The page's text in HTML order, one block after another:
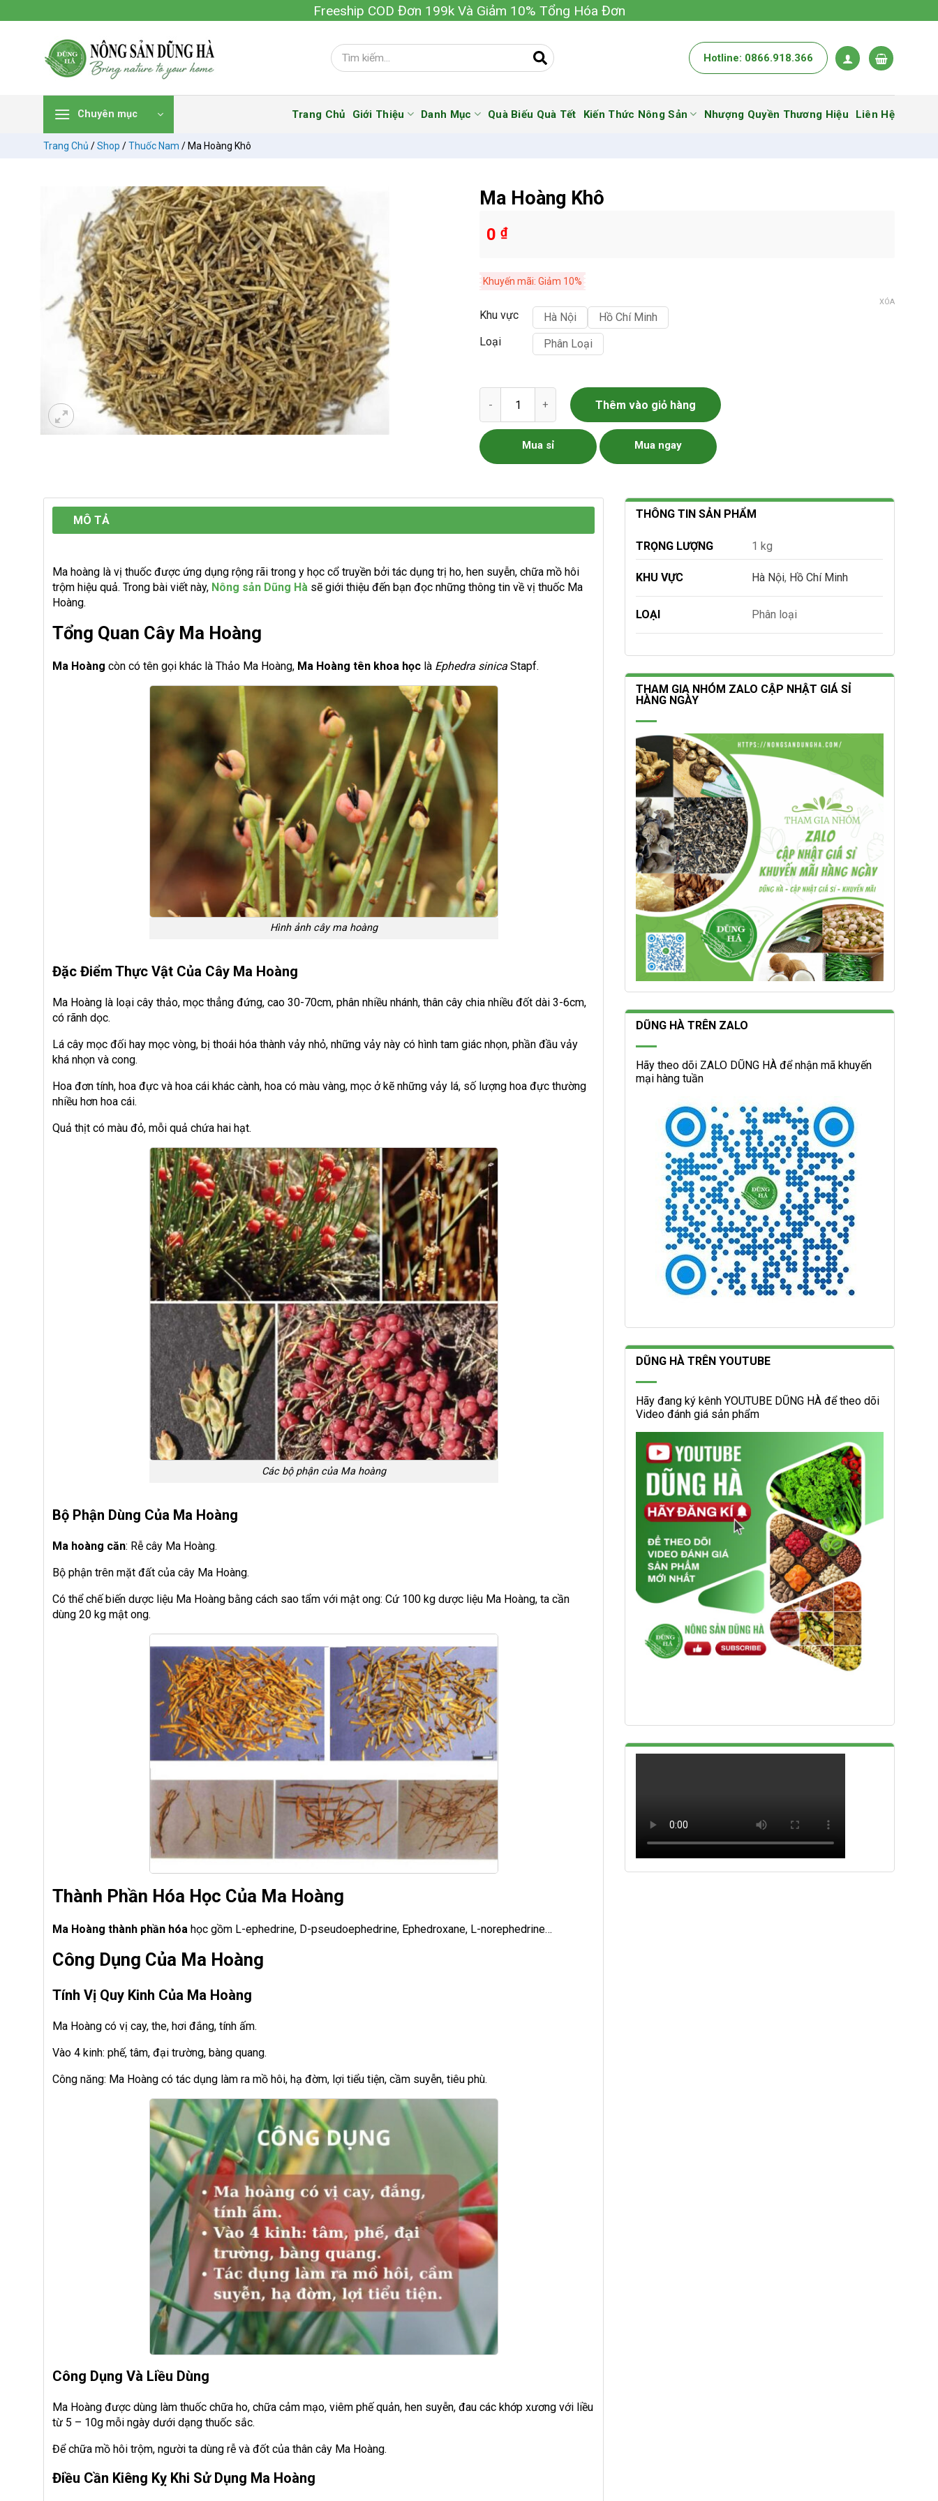
đến
Freeship COD Đơn 199k Và Giảm 10% Tổng Hóa Đơn
Hotline: 0866.918.366
Chuyên mục Trang Chủ Giới Thiệu Danh Mục Quà Biếu Quà Tết Kiến Thức Nông Sản Nhượng Quyền Thương Hiệu Liên Hệ
Trang Chủ /Shop /Thuốc Nam / Ma Hoàng Khô
Ma Hoàng Khô
0 ₫
Khuyến mãi: Giảm 10%
Khu vực Hà Nội
Hồ Chí Minh
Loại
Phân Loại
XÓA
Ma Hoàng Khô số lượng
Thêm vào giỏ hàng
Mua sỉ Mua ngay
MÔ TẢ
Ma hoàng là vị thuốc được ứng dụng rộng rãi trong y học cổ truyền bởi tác dụng trị ho, hen suyễn, chữa mồ hôi
trộm hiệu quả. Trong bài viết này, Nông sản Dũng Hà sẽ giới thiệu đến bạn đọc những thông tin về vị thuốc Ma
Hoàng.
Tổng Quan Cây Ma Hoàng
Ma Hoàng còn có tên gọi khác là Thảo Ma Hoàng, Ma Hoàng tên khoa học là Ephedra sinica Stapf.
Hình ảnh cây ma hoàng
Đặc Điểm Thực Vật Của Cây Ma Hoàng
Ma Hoàng là loại cây thảo, mọc thẳng đứng, cao 30-70cm, phân nhiều nhánh, thân cây chia nhiều đốt dài 3-6cm,
có rãnh dọc.
Lá cây mọc đối hay mọc vòng, bị thoái hóa thành vảy nhỏ, những vảy này có hình tam giác nhọn, phần đầu vảy
khá nhọn và cong.
Hoa đơn tính, hoa đực và hoa cái khác cành, hoa có màu vàng, mọc ở kẽ những vảy lá, số lượng hoa đực thường
nhiều hơn hoa cái.
Quả thịt có màu đỏ, mỗi quả chứa hai hạt.
Các bộ phận của Ma hoàng
Bộ Phận Dùng Của Ma Hoàng
Ma hoàng căn: Rễ cây Ma Hoàng.
Bộ phận trên mặt đất của cây Ma Hoàng.
Có thể chế biến dược liệu Ma Hoàng bằng cách sao tẩm với mật ong: Cứ 100 kg dược liệu Ma Hoàng, ta cần
dùng 20 kg mật ong.
Thành Phần Hóa Học Của Ma Hoàng
Ma Hoàng thành phần hóa học gồm L-ephedrine, D-pseudoephedrine, Ephedroxane, L-norephedrine…
Công Dụng Của Ma Hoàng
Tính Vị Quy Kinh Của Ma Hoàng
Ma Hoàng có vị cay, the, hơi đắng, tính ấm.
Vào 4 kinh: phế, tâm, đại trường, bàng quang.
Công năng: Ma Hoàng có tác dụng làm ra mồ hôi, hạ đờm, lợi tiểu tiện, cầm suyễn, tiêu phù.
Công Dụng Và Liều Dùng
Ma Hoàng được dùng làm thuốc chữa ho, chữa cảm mạo, viêm phế quản, hen suyễn, đau các khớp xương với liều
từ 5 – 10g mỗi ngày dưới dạng thuốc sắc.
Để chữa mồ hôi trộm, người ta dùng rễ và đốt của thân cây Ma Hoàng.
Điều Cần Kiêng Kỵ Khi Sử Dụng Ma Hoàng
THÔNG TIN SẢN PHẨM
TRỌNG LƯỢNG 1 kg
KHU VỰC Hà Nội, Hồ Chí Minh
LOẠI Phân loại
THAM GIA NHÓM ZALO CẬP NHẬT GIÁ SỈ
HÀNG NGÀY
DŨNG HÀ TRÊN ZALO
Hãy theo dõi ZALO DŨNG HÀ để nhận mã khuyến
mại hàng tuần
DŨNG HÀ TRÊN YOUTUBE
Hãy đang ký kênh YOUTUBE DŨNG HÀ để theo dõi
Video đánh giá sản phẩm